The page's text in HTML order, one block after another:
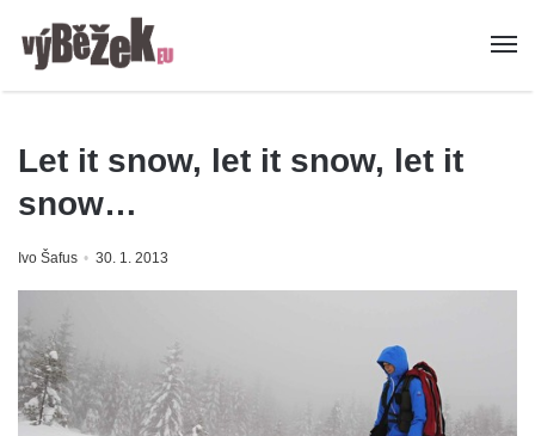
Let it snow, let it snow, let it
snow…
Ivo Šafus 30. 1. 2013